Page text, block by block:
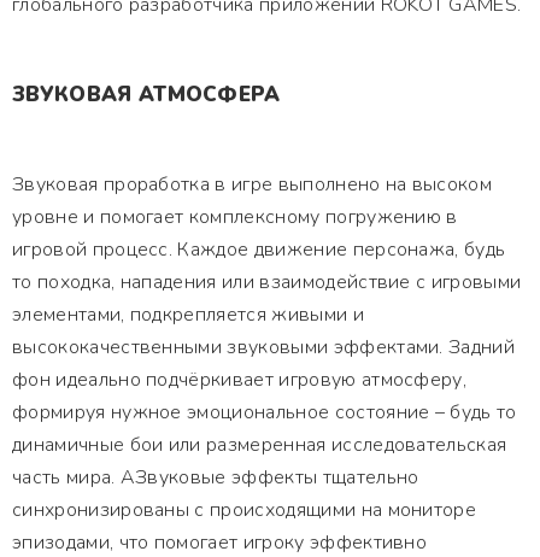
ЗВУКОВАЯ АТМОСФЕРА
Звуковая проработка в игре выполнено на высоком
уровне и помогает комплексному погружению в
игровой процесс. Каждое движение персонажа, будь
то походка, нападения или взаимодействие с игровыми
элементами, подкрепляется живыми и
высококачественными звуковыми эффектами. Задний
фон идеально подчёркивает игровую атмосферу,
формируя нужное эмоциональное состояние – будь то
динамичные бои или размеренная исследовательская
часть мира. АЗвуковые эффекты тщательно
синхронизированы с происходящими на мониторе
эпизодами, что помогает игроку эффективно